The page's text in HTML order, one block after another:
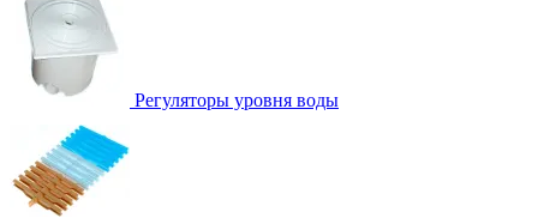
Регуляторы уровня воды